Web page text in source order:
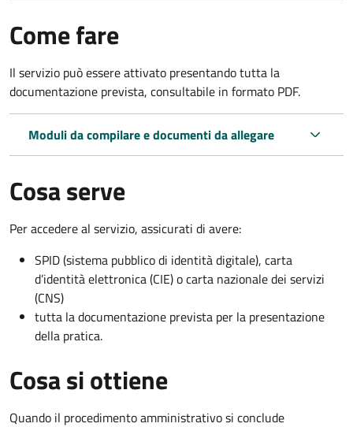
Come fare
Il servizio può essere attivato presentando tutta la
documentazione prevista, consultabile in formato PDF.
Moduli da compilare e documenti da allegare
Cosa serve
Per accedere al servizio, assicurati di avere:
SPID (sistema pubblico di identità digitale), carta
d’identità elettronica (CIE) o carta nazionale dei servizi
(CNS)
tutta la documentazione prevista per la presentazione
della pratica.
Cosa si ottiene
Quando il procedimento amministrativo si conclude